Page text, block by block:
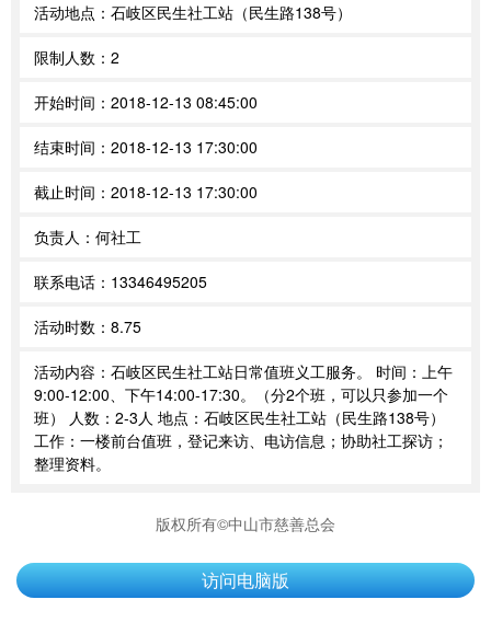
活动地点： 石岐区民生社工站（民生路138号）
限制人数： 2
开始时间： 2018-12-13 08:45:00
结束时间： 2018-12-13 17:30:00
截止时间： 2018-12-13 17:30:00
负责人： 何社工
联系电话： 13346495205
活动时数： 8.75
活动内容： 石岐区民生社工站日常值班义工服务。 时间：上午
9:00-12:00、下午14:00-17:30。（分2个班，可以只参加一个
班） 人数：2-3人 地点：石岐区民生社工站（民生路138号）
工作：一楼前台值班，登记来访、电访信息；协助社工探访；
整理资料。
版权所有©中山市慈善总会
访问电脑版